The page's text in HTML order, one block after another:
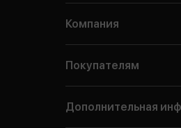
Компания
Покупателям
Дополнительная